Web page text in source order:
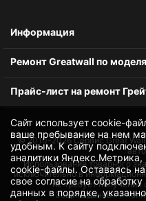
Сайт использует cookie-
ваше пребывание на нем
удобным. К cайту
аналитики
cookie-файлы. Оставаясь
своесогласие на
данных в порядке,
Информация
Ремонт Greatwall по
Прайс-лист на ремонт
© 2010-2026Сервис Great
Использование товарного
исключительно в
не требует получения
Защита данных и